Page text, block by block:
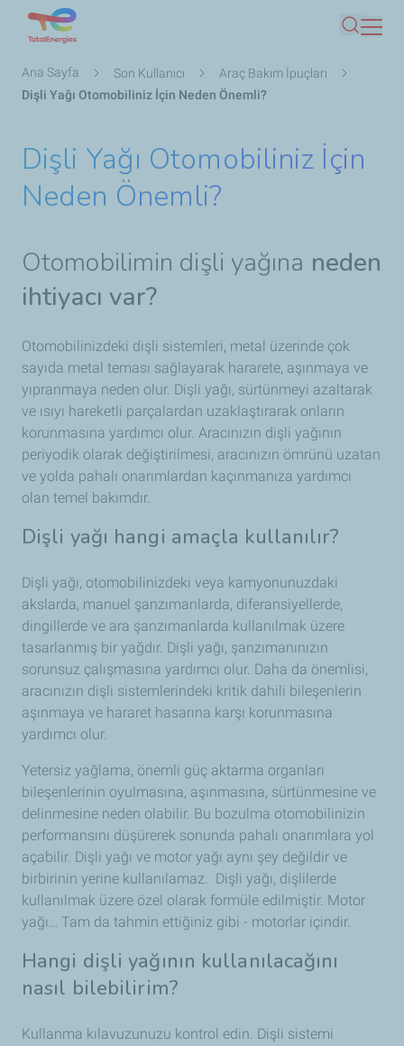
atla
Ara
Sayfa
yolu
Ana Sayfa Son Kullanıcı
Araç Bakım İpuçları
Dişli Yağı Otomobiliniz İçin Neden Önemli?
Dişli Yağı Otomobiliniz İçin
Neden Önemli?
Otomobilimin dişli yağına neden
ihtiyacı var?
Otomobilinizdeki dişli sistemleri, metal üzerinde çok
sayıda metal teması sağlayarak hararete, aşınmaya ve
yıpranmaya neden olur. Dişli yağı, sürtünmeyi azaltarak
ve ısıyı hareketli parçalardan uzaklaştırarak onların
korunmasına yardımcı olur. Aracınızın dişli yağının
periyodik olarak değiştirilmesi, aracınızın ömrünü uzatan
ve yolda pahalı onarımlardan kaçınmanıza yardımcı
olan temel bakımdır.
Dişli yağı hangi amaçla kullanılır?
Dişli yağı, otomobilinizdeki veya kamyonunuzdaki
akslarda, manuel şanzımanlarda, diferansiyellerde,
dingillerde ve ara şanzımanlarda kullanılmak üzere
tasarlanmış bir yağdır. Dişli yağı, şanzımanınızın
sorunsuz çalışmasına yardımcı olur. Daha da önemlisi,
aracınızın dişli sistemlerindeki kritik dahili bileşenlerin
aşınmaya ve hararet hasarına karşı korunmasına
yardımcı olur.
Yetersiz yağlama, önemli güç aktarma organları
bileşenlerinin oyulmasına, aşınmasına, sürtünmesine ve
delinmesine neden olabilir. Bu bozulma otomobilinizin
performansını düşürerek sonunda pahalı onarımlara yol
açabilir. Dişli yağı ve motor yağı aynı şey değildir ve
birbirinin yerine kullanılamaz. Dişli yağı, dişlilerde
kullanılmak üzere özel olarak formüle edilmiştir. Motor
yağı… Tam da tahmin ettiğiniz gibi - motorlar içindir.
Hangi dişli yağının kullanılacağını
nasıl bilebilirim?
Kullanma kılavuzunuzu kontrol edin. Dişli sistemi